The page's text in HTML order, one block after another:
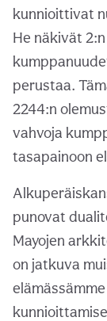
kunnioittivat
He näkivät
perustaa.
2244:n
vahvoja
tasapainoon
punovat
Mayojen
on jatkuva